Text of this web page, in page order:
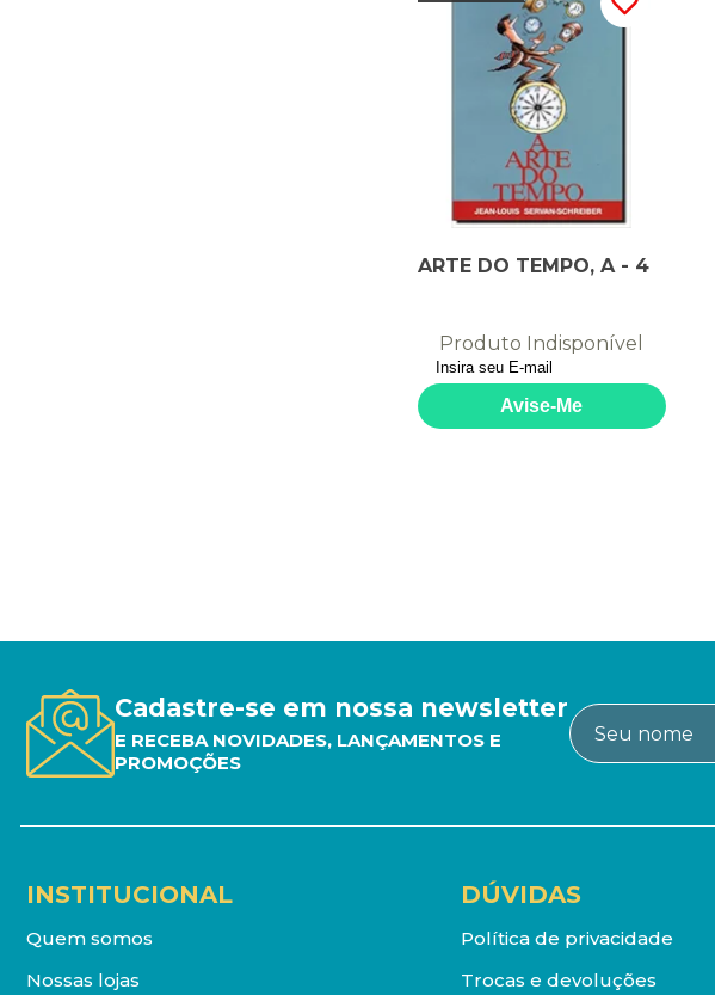
ARTE DO TEMPO, A - 4
Produto Indisponível
Cadastre-se em nossa newsletter
E RECEBA NOVIDADES, LANÇAMENTOS E
PROMOÇÕES
INSTITUCIONAL
Quem somos
Nossas lojas
DÚVIDAS
Política de privacidade
Trocas e devoluções